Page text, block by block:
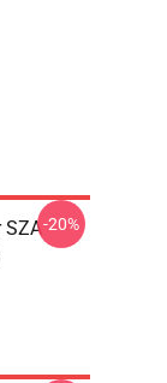
-20%